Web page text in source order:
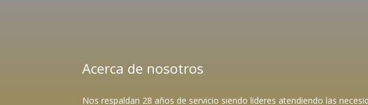
Acerca de nosotros
Nos respaldan 28 años de servicio siendo lideres atendiendo las